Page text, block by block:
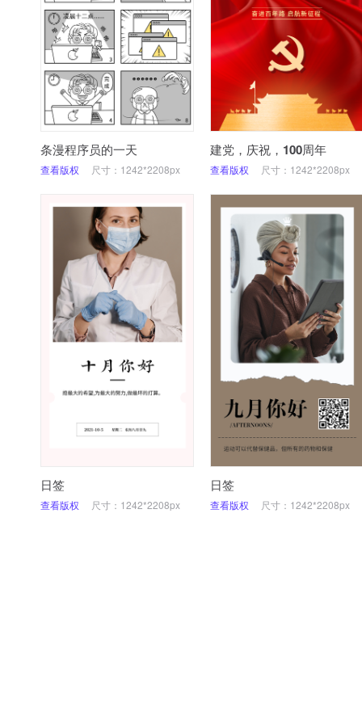
条漫程序员的一天
查看版权 尺寸：1242*2208px
建党，庆祝，100周年
查看版权 尺寸：1242*2208px
日签
查看版权 尺寸：1242*2208px
日签
查看版权 尺寸：1242*2208px